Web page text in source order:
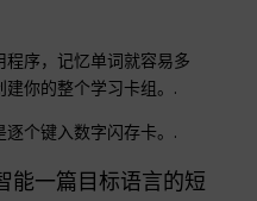
程序，记忆单词就容易多
你的整个学习卡组。.
个键入数字闪存卡。.
能一篇目标语言的短